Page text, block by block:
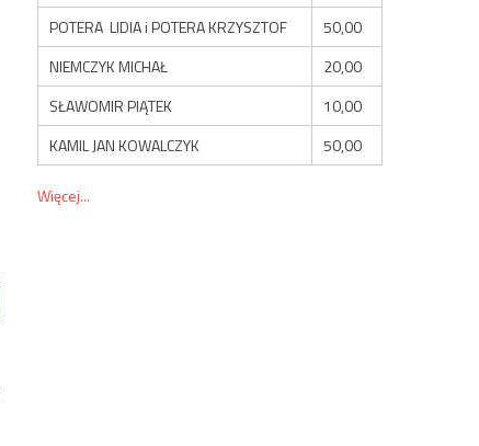
POTERA LIDIA i POTERA KRZYSZTOF
50,00
NIEMCZYK MICHAŁ
20,00
SŁAWOMIR PIĄTEK
10,00
KAMIL JAN KOWALCZYK
50,00
Więcej...